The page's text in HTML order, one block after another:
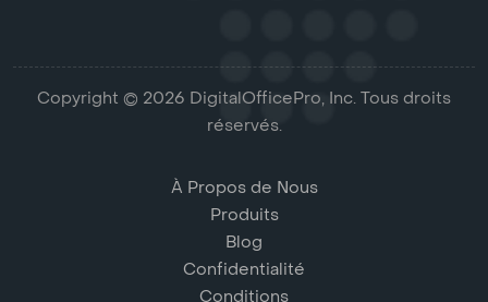
Copyright © 2026 DigitalOfficePro, Inc. Tous droits
réservés.
À Propos de Nous
Produits
Blog
Confidentialité
Conditions